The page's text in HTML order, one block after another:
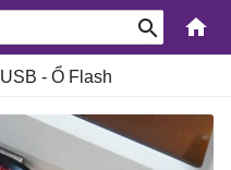
-
Thức
Công
USB - Ổ Flash